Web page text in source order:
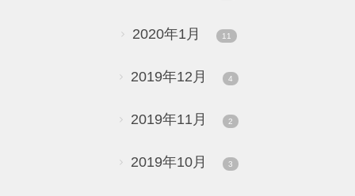
2020年1月 11
2019年12月 4
2019年11月 2
2019年10月 3